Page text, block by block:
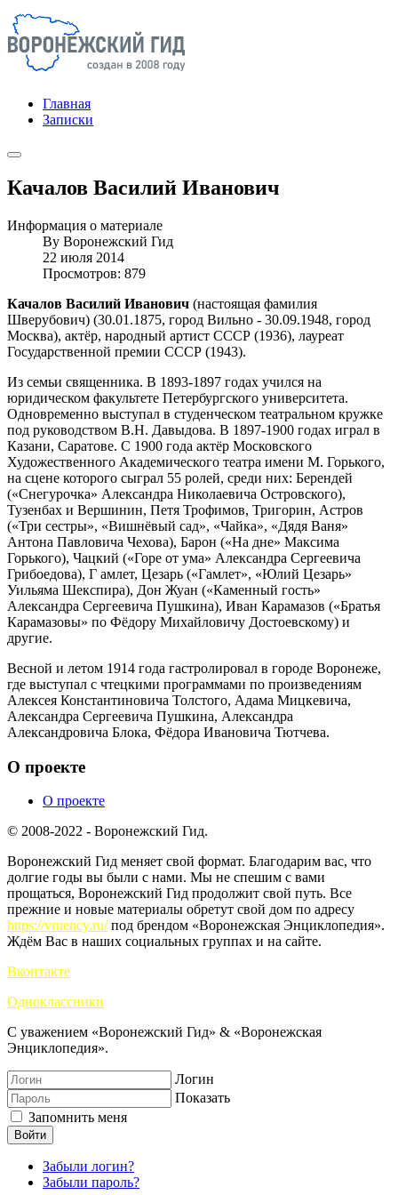
Главная
Записки
Качалов Василий Иванович
Информация о материале
By Воронежский Гид
22 июля 2014
Просмотров: 879
Качалов Василий Иванович (настоящая фамилия
Шверубович) (30.01.1875, город Вильно - 30.09.1948, город
Москва), актёр, народный артист СССР (1936), лауреат
Государственной премии СССР (1943).
Из семьи священника. В 1893-1897 годах учился на
юридическом факультете Петербургского университета.
Одновременно выступал в студенческом театральном кружке
под руководством В.Н. Давыдова. В 1897-1900 годах играл в
Казани, Саратове. С 1900 года актёр Московского
Художественного Академического театра имени М. Горького,
на сцене которого сыграл 55 ролей, среди них: Берендей
(«Снегурочка» Александра Николаевича Островского),
Тузенбах и Вершинин, Петя Трофимов, Тригорин, Астров
(«Три сестры», «Вишнёвый сад», «Чайка», «Дядя Ваня»
Антона Павловича Чехова), Барон («На дне» Максима
Горького), Чацкий («Горе от ума» Александра Сергеевича
Грибоедова), Г амлет, Цезарь («Гамлет», «Юлий Цезарь»
Уильяма Шекспира), Дон Жуан («Каменный гость»
Александра Сергеевича Пушкина), Иван Карамазов («Братья
Карамазовы» по Фёдору Михайловичу Достоевскому) и
другие.
Весной и летом 1914 года гастролировал в городе Воронеже,
где выступал с чтецкими программами по произведениям
Алексея Константиновича Толстого, Адама Мицкевича,
Александра Сергеевича Пушкина, Александра
Александровича Блока, Фёдора Ивановича Тютчева.
О проекте
О проекте
© 2008-2022 - Воронежский Гид.
Воронежский Гид меняет свой формат. Благодарим вас, что
долгие годы вы были с нами. Мы не спешим с вами
прощаться, Воронежский Гид продолжит свой путь. Все
прежние и новые материалы обретут свой дом по адресу
https://vrnency.ru/под брендом «Воронежская Энциклопедия».
Ждём Вас в наших социальных группах и на сайте.
Вконтакте
Одноклассники
С уважением «Воронежский Гид» & «Воронежская
Энциклопедия».
Логин
Показать
Запомнить меня
Войти
Забыли логин?
Забыли пароль?